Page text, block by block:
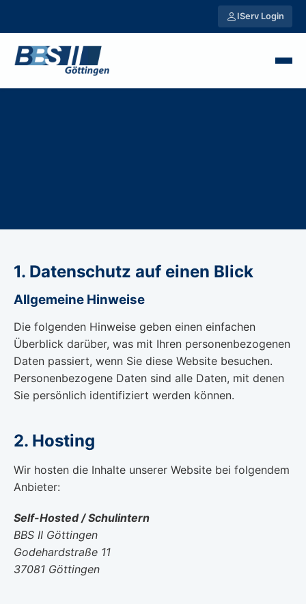
IServ Login
1. Datenschutz auf einen Blick
Allgemeine Hinweise
Die folgenden Hinweise geben einen einfachen
Überblick darüber, was mit Ihren personenbezogenen
Daten passiert, wenn Sie diese Website besuchen.
Personenbezogene Daten sind alle Daten, mit denen
Sie persönlich identifiziert werden können.
2. Hosting
Wir hosten die Inhalte unserer Website bei folgendem
Anbieter:
Self-Hosted / Schulintern
BBS II Göttingen
Godehardstraße 11
37081 Göttingen